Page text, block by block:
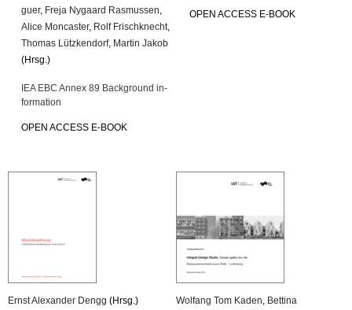
guer, Freja Ny­gaard Ras­mus­sen
Alice Mon­cas­ter, Rolf Frisch­knecht
Tho­mas Lütz­ken­dorf, Mar­tin Jakob
(Hrsg.)
IEA EBC Annex 89 Back­ground in­
for­ma­ti­on
OPEN AC­CESS E-BOOK
OPEN AC­CESS E-BOOK
Ernst Alex­an­der Dengg (Hrsg.) Wolfang Tom Kaden, Bet­ti­na